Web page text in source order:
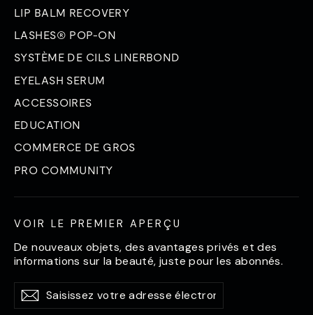
LIP BALM RECOVERY
LASHES® POP-ON
SYSTÈME DE CILS LINERBOND
EYELASH SERUM
ACCESSOIRES
EDUCATION
COMMERCE DE GROS
PRO COMMUNITY
VOIR LE PREMIER APERÇU
De nouveaux objets, des avantages privés et des
informations sur la beauté, juste pour les abonnés.
Saisissez
votre
S'abonnerS'abonner